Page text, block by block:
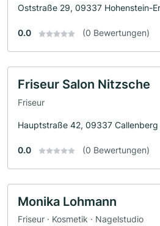
Oststraße 29, 09337 Hohenstein-
0.0 (0 Bewertungen)
Friseur Salon Nitzsche
Friseur
Hauptstraße 42, 09337 Callenberg
0.0 (0 Bewertungen)
Monika Lohmann
Friseur · Kosmetik · Nagelstudio